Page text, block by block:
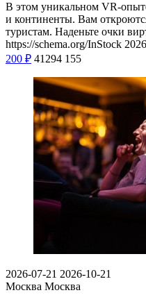
В этом уникальном VR-
и континенты. Вам
туристам. Наденьте очки
https://schema.org/InStock
200 ₽ 41294 155
2026-07-21 2026-10-21
Москва Москва